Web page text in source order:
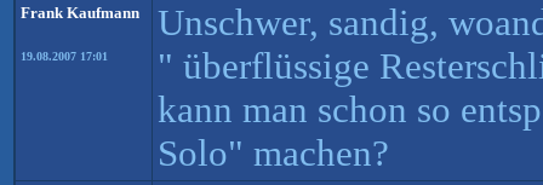
Frank Kaufmann
19.08.2007 17:01
Unschwer, sandig,
" überflüssige
kann man schon so
Solo" machen?